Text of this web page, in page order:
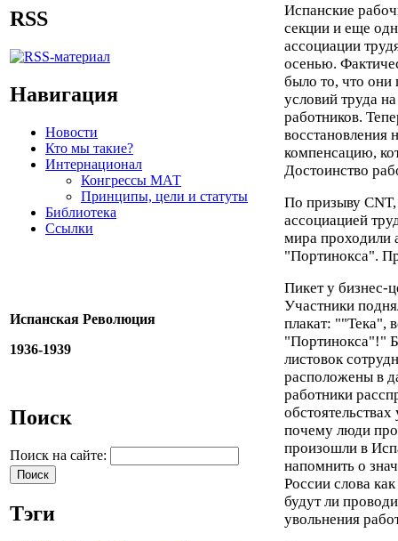
RSS
Навигация
Новости
Кто мы такие?
Интернационал
Конгрессы МАТ
Принципы, цели и статуты
Библиотека
Ссылки
Испанская Революция
1936-1939
Поиск
Поиск на сайте:
Тэги
Испанские
секции и еще
ассоциации
осенью.
было то, что они
условий труда
работников.
восстановления
компенсацию,
Достоинство
По призыву
ассоциацией
мира проходили
"Портинокса".
Пикет у бизнес-
Участники
плакат: ""Тека",
"Портинокса"!"
листовок
расположены в
работники
почему люди
произошли в
напомнить о
России слова
будут ли
увольнения